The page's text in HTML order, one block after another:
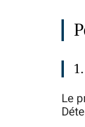
Le